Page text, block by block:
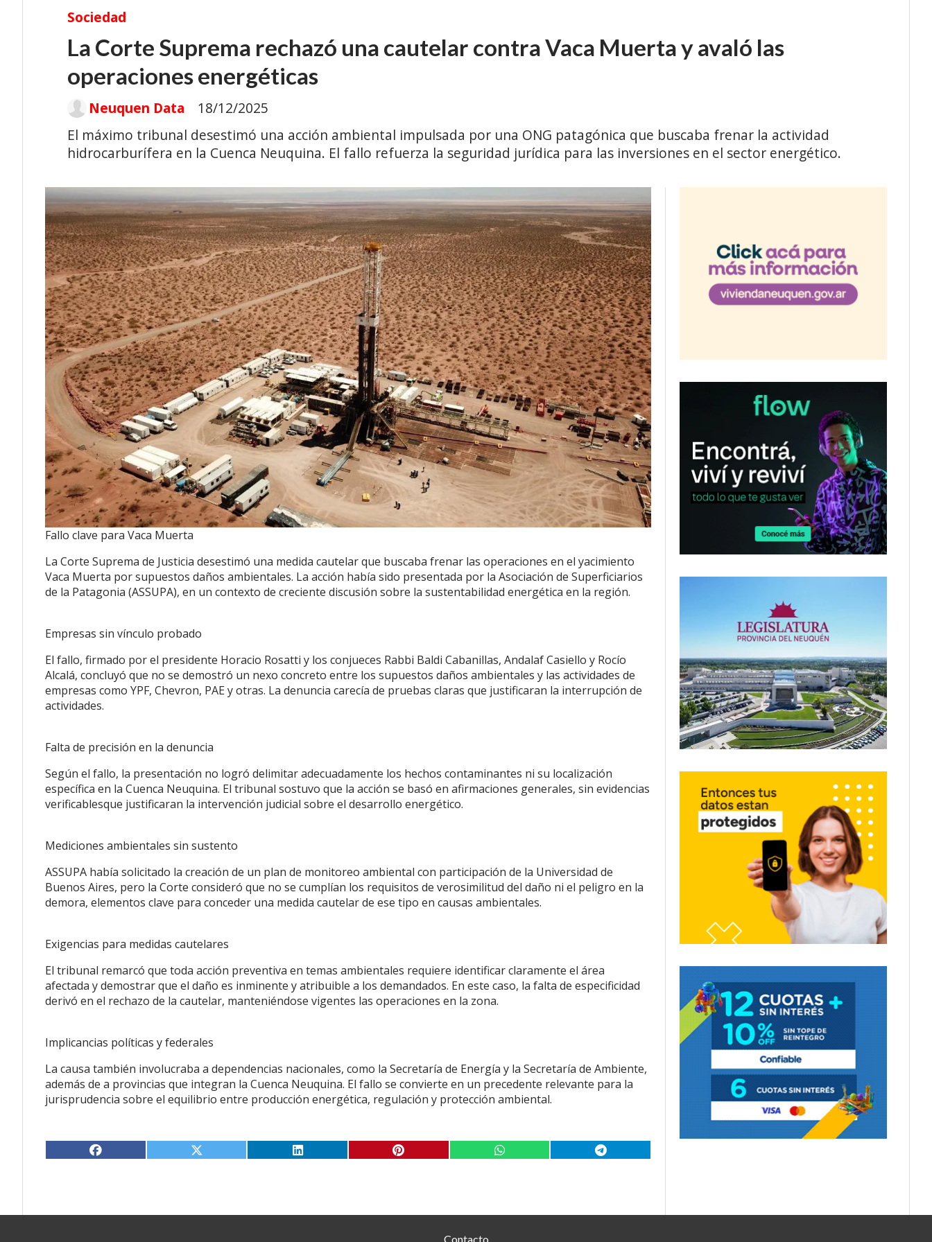
La Corte Suprema rechazó una cautelar contra Vaca Muerta y avaló las
operaciones energéticas
El máximo tribunal desestimó una acción ambiental impulsada por una ONG patagónica que buscaba frenar la actividad
hidrocarburífera en la Cuenca Neuquina. El fallo refuerza la seguridad jurídica para las inversiones en el sector energético.
Sociedad
18/12/2025
Neuquen Data
Fallo clave para Vaca Muerta
La Corte Suprema de Justicia desestimó una medida cautelar que buscaba frenar las operaciones en el yacimiento
Vaca Muerta por supuestos daños ambientales. La acción había sido presentada por la Asociación de Superficiarios
de la Patagonia (ASSUPA), en un contexto de creciente discusión sobre la sustentabilidad energética en la región.
Empresas sin vínculo probado
El fallo, firmado por el presidente Horacio Rosatti y los conjueces Rabbi Baldi Cabanillas, Andalaf Casiello y Rocío
Alcalá, concluyó que no se demostró un nexo concreto entre los supuestos daños ambientales y las actividades de
empresas como YPF, Chevron, PAE y otras. La denuncia carecía de pruebas claras que justificaran la interrupción de
actividades.
Falta de precisión en la denuncia
Según el fallo, la presentación no logró delimitar adecuadamente los hechos contaminantes ni su localización
específica en la Cuenca Neuquina. El tribunal sostuvo que la acción se basó en afirmaciones generales, sin evidencias
verificablesque justificaran la intervención judicial sobre el desarrollo energético.
Mediciones ambientales sin sustento
ASSUPA había solicitado la creación de un plan de monitoreo ambiental con participación de la Universidad de
Buenos Aires, pero la Corte consideró que no se cumplían los requisitos de verosimilitud del daño ni el peligro en la
demora, elementos clave para conceder una medida cautelar de ese tipo en causas ambientales.
Exigencias para medidas cautelares
El tribunal remarcó que toda acción preventiva en temas ambientales requiere identificar claramente el área
afectada y demostrar que el daño es inminente y atribuible a los demandados. En este caso, la falta de especificidad
derivó en el rechazo de la cautelar, manteniéndose vigentes las operaciones en la zona.
Implicancias políticas y federales
La causa también involucraba a dependencias nacionales, como la Secretaría de Energía y la Secretaría de Ambiente,
además de a provincias que integran la Cuenca Neuquina. El fallo se convierte en un precedente relevante para la
jurisprudencia sobre el equilibrio entre producción energética, regulación y protección ambiental.
Contacto